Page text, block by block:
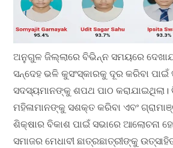
ଅନୁଗୁଳ ଜିଲ୍ଲାରେ ବିଭିନ୍ନ ସମୟରେ
ସନ୍ଦେହ ଭଳି କୁସଂସ୍କାରକୁ ଦୂର କରିବା ପାଇଁ
ସଦସ୍ୟମାନଙ୍କୁ ଶପଥ ପାଠ
ମହିଳାମାନଙ୍କୁ ସଶକ୍ତ କରିବା ଏବଂ
ଶିକ୍ଷାର ବିକାଶ ପାଇଁ ସଭାରେ ଆଲୋଚନା
ସମାଜର ମେଧାବୀ ଛାତ୍ରଛାତ୍ରୀଙ୍କୁ